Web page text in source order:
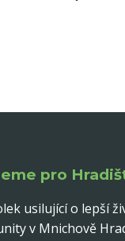
pro
usilující o lepší
v Mnichově